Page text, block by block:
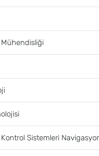
Sistemleri